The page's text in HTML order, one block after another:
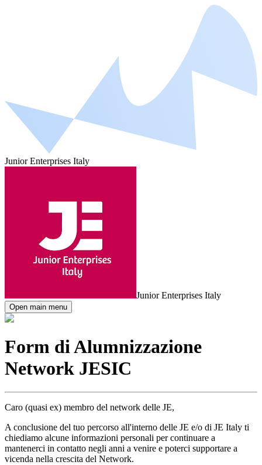
Junior Enterprises Italy
Junior Enterprises Italy
Open main menu
Form di Alumnizzazione
Network JESIC
Caro (quasi ex) membro del network delle JE,
A conclusione del tuo percorso all'interno delle JE e/o di JE Italy ti
chiediamo alcune informazioni personali per continuare a
mantenerci in contatto negli anni a venire e poterci supportare a
vicenda nella crescita del Network.